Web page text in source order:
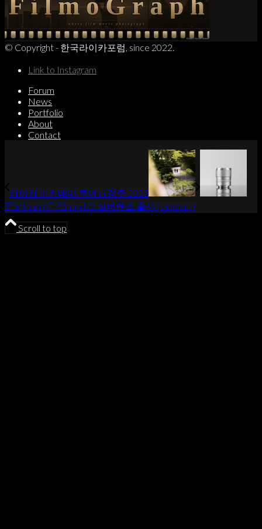
© Copyright - 한국라이카포럼, since 2022.
Link to Instagram
Forum
News
Portfolio
About
Contact
라이카 아카데미 투어 in 경주 2025
TTartisan AF 75mm f/2 실버렌즈 출시 (L-mount)
Scroll to top